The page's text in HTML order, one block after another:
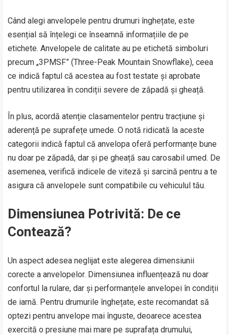
Când alegi anvelopele pentru drumuri înghețate, este
esențial să înțelegi ce înseamnă informațiile de pe
etichete. Anvelopele de calitate au pe etichetă simboluri
precum „3PMSF” (Three-Peak Mountain Snowflake), ceea
ce indică faptul că acestea au fost testate și aprobate
pentru utilizarea în condiții severe de zăpadă și gheață.
În plus, acordă atenție clasamentelor pentru tracțiune și
aderență pe suprafețe umede. O notă ridicată la aceste
categorii indică faptul că anvelopa oferă performanțe bune
nu doar pe zăpadă, dar și pe gheață sau carosabil umed. De
asemenea, verifică indicele de viteză și sarcină pentru a te
asigura că anvelopele sunt compatibile cu vehiculul tău.
Dimensiunea Potrivită: De ce
Contează?
Un aspect adesea neglijat este alegerea dimensiunii
corecte a anvelopelor. Dimensiunea influențează nu doar
confortul la rulare, dar și performanțele anvelopei în condiții
de iarnă. Pentru drumurile înghețate, este recomandat să
optezi pentru anvelope mai înguste, deoarece acestea
exercită o presiune mai mare pe suprafața drumului,